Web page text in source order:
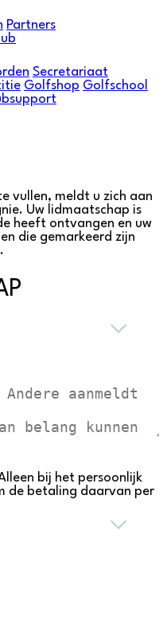
Partners
Secretariaat
Golfshop Golfschool
vullen, meldt u zich aan
Uw lidmaatschap is
heeft ontvangen en uw
die gemarkeerd zijn
bij het persoonlijk
de betaling daarvan per